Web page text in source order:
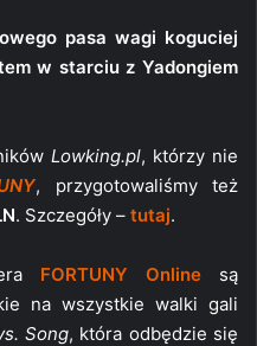
pasa wagi koguciej
w starciu z Yadongiem
Lowking.pl, którzy nie
, przygotowaliśmy też
. Szczegóły – tutaj.
FORTUNY Online są
na wszystkie walki gali
Song, która odbędzie się